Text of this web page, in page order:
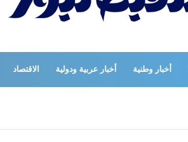
أخبار وطنية أخبار عربية ودولية الاقتصاد